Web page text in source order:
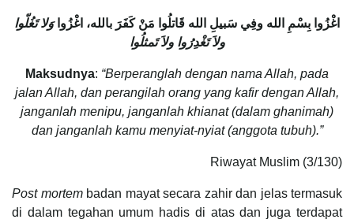
اغْزُوا بِسْمِ الله وفِي سَبيلِ الله قَاتلُوا مَنْ كَفَرَ بالله، اغْزُواوَلا تَغُلّوا
ولاَ تَغْدِرُوا ولاَ تَمثلُوا
Maksudnya: “Berperanglah dengan nama Allah, pada
jalan Allah, dan perangilah orang yang kafir dengan Allah,
janganlah menipu, janganlah khianat (dalam ghanimah)
dan janganlah kamu menyiat-nyiat (anggota tubuh).”
Riwayat Muslim (3/130)
Post mortembadan mayat secara zahir dan jelas termasuk
di dalam tegahan umum hadis di atas dan juga terdapat